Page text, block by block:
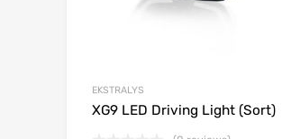
EKSTRALYS
XG9 LED Driving Light (Sort)